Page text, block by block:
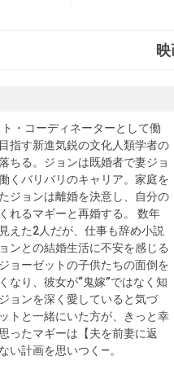
・コーディネーターとして働
指す新進気鋭の文化人類学者の
ちる。ジョンは既婚者で妻ジョ
くバリバリのキャリア。家庭を
ジョンは離婚を決意し、自分の
れるマギーと再婚する。 数年
えた2人だが、仕事も辞め小説
ンとの結婚生活に不安を感じる
ョーゼットの子供たちの面倒を
なり、彼女が“鬼嫁”ではなく知
ョンを深く愛していると気づ
トと一緒にいた方が、きっと幸
ったマギーは【夫を前妻に返
い計画を思いつく―。